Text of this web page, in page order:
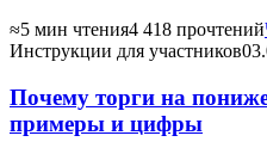
≈5 мин чтения4 418 прочтений
Инструкции для участников
Почему торги на
примеры и цифры